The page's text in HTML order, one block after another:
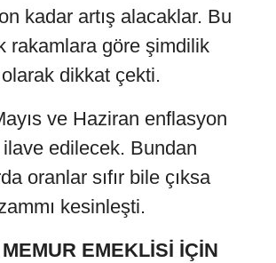
kadar artış alacaklar. Bu
rakamlara göre şimdilik
dikkat çekti.
ve Haziran enflasyon
ilave edilecek. Bundan
oranlar sıfır bile çıksa
kesinleşti.
EMEKLİSİ İÇİN